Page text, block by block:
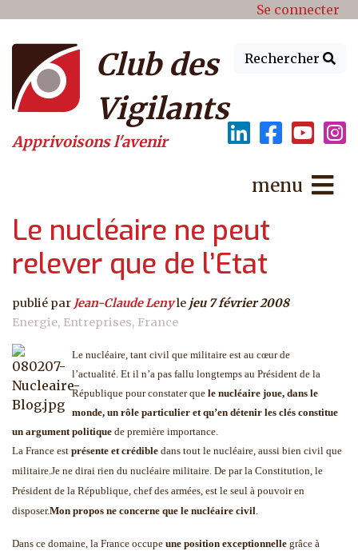
Menu du compte de Se connecter
Rechercher
Club des
Vigilants
Apprivoisons l'avenir
menu
Le nucléaire ne peut
relever que de l’Etat
publié par Jean-Claude Lenyle jeu 7 février 2008
Energie Entreprises France
Le nucléaire, tant civil que militaire est au cœur de
l’actualité. Et il n’a pas fallu longtemps au Président de la
République pour constater que le nucléaire joue, dans le
monde, un rôle particulier et qu’en détenir les clés constitue
un argument politique de première importance.
La France est présente et crédible dans tout le nucléaire, aussi bien civil que
militaire.Je ne dirai rien du nucléaire militaire. De par la Constitution, le
Président de la République, chef des armées, est le seul à pouvoir en
disposer.Mon propos ne concerne que le nucléaire civil.
Dans ce domaine, la France occupe une position exceptionnelle grâce à